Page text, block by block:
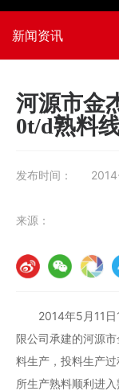
新闻资讯
河源市金
0t/d熟料
发布时间：
来源：
2014年5月11日
限公司承建的河源
料生产，投料生产
所生产熟料顺利进入